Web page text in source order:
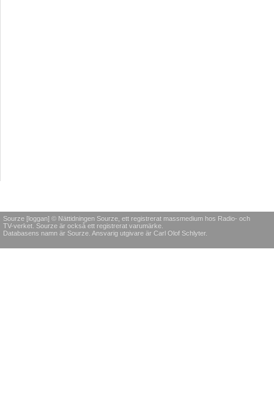
Sourze [loggan] © Nättidningen Sourze, ett registrerat massmedium hos Radio- och
TV-verket. Sourze är också ett registrerat varumärke.
Databasens namn är Sourze. Ansvarig utgivare är Carl Olof Schlyter.